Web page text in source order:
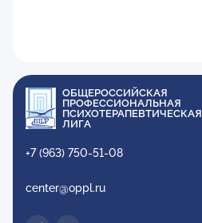
ОБЩЕРОССИЙСКАЯ
ПРОФЕССИОНАЛЬНАЯ
ПСИХОТЕРАПЕВТИЧЕСКАЯ
ЛИГА
+7 (963) 750-51-08
center@oppl.ru